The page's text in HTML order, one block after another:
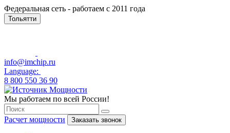
Федеральная сеть - работаем с 2011 года
Тольятти
info@imchip.ru
Language:
8 800 550 36 90
Мы работаем по всей России!
Расчет мощности Заказать звонок